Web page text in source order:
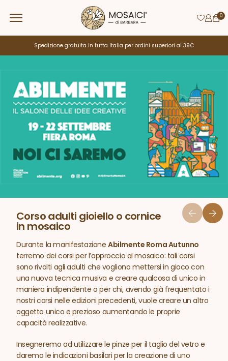
Spedizione gratuita in tutta Italia per ordini superiori ai 39€
Corso adulti gioiello o cornice
in mosaico
Durante la manifestazioneAbilmente Roma Autunno
terremo dei corsi per l’approccio al mosaico: tali corsi
sono rivolti agli adulti che vogliono mettersi in gioco con
una nuova tecnica musiva e creare qualcosa di unico in
maniera indipendente o per chi, avendo già frequentato i
nostri corsi nelle edizioni precedenti, vuole creare un altro
oggetto unico e prezioso aumentando le proprie
capacità realizzative.
Insegneremo ad utilizzare le pinze per il taglio del vetro e
daremo le indicazioni basilari per la creazione di uno
0